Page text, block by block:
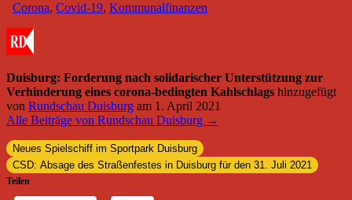
Corona, Covid-19, Kommunalfinanzen
Duisburg: Forderung nach solidarischer Unterstützung zur
Verhinderung eines corona-bedingten Kahlschlags hinzugefügt
von Rundschau Duisburg am 1. April 2021
Alle Beiträge von Rundschau Duisburg →
Neues Spielschiff im Sportpark Duisburg
CSD: Absage des Straßenfestes in Duisburg für den 31. Juli 2021
Teilen